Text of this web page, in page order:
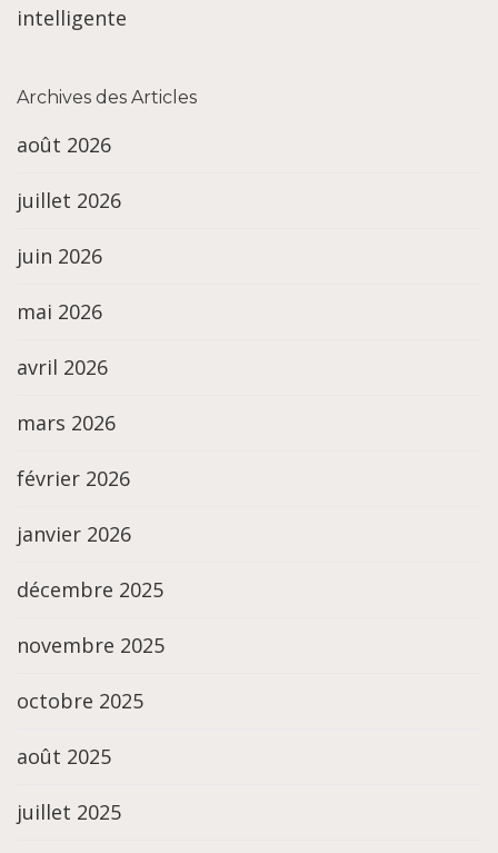
intelligente
Archives des Articles
août 2026
juillet 2026
juin 2026
mai 2026
avril 2026
mars 2026
février 2026
janvier 2026
décembre 2025
novembre 2025
octobre 2025
août 2025
juillet 2025